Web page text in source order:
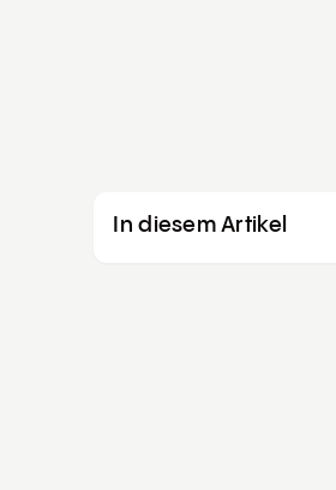
In diesem Artikel
in 1 Min. •
Jetzt